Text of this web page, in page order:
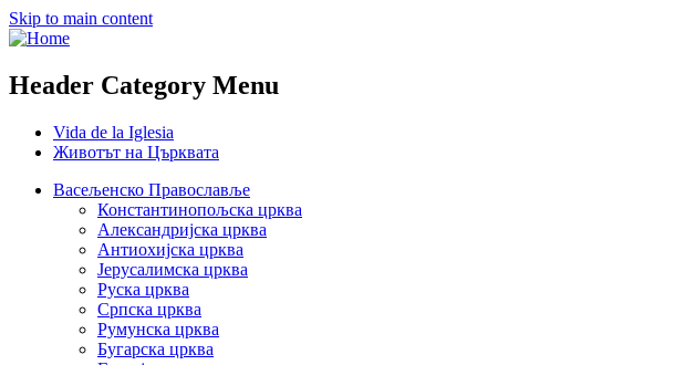
Skip to main content
Header Category Menu
Vida de la Iglesia
Животът на Църквата
Васељенско Православље
Константинопољска црква
Александријска црква
Антиохијска црква
Јерусалимска црква
Руска црква
Српска црква
Румунска црква
Бугарска црква